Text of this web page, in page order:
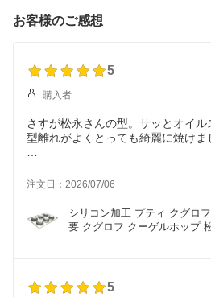
お客様のご感想
5
購入者
さすが松永さんの型。サッとオイ
型離れがよくとっても綺麗に焼けま
注文日：2026/07/06
シリコン加工 プティ クグロ
要 クグロフ クーゲルホップ
5